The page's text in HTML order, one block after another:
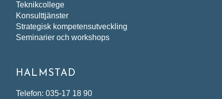
Teknikcollege
Konsulttjänster
Strategisk kompetensutveckling
Seminarier och workshops
HALMSTAD
Telefon: 035-17 18 90